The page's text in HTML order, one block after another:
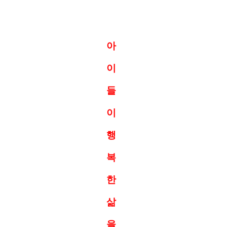
아
이
들
이
행
복
한
삶
을